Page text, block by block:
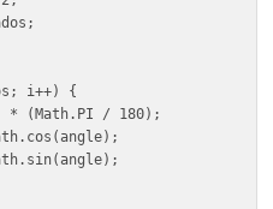
para o polígono
polígono